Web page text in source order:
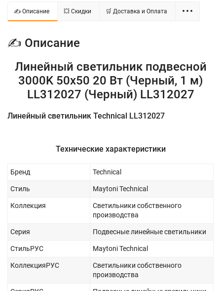
✍ Описание 💥 Скидки 🛒 Доставка и Оплата
✍ Описание
Линейный светильник подвесной
3000K 50x50 20 Вт (Черный, 1 м)
LL312027 (Черный) LL312027
Линейный светильник Technical LL312027
Технические характеристики
Бренд Technical
Стиль Maytoni Technical
Коллекция
Светильники собственного
производства
Серия Подвесные линейные светильники
СтильРУС Maytoni Technical
КоллекцияРУС
Светильники собственного
производства